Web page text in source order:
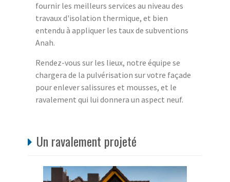
fournir les meilleurs services au niveau des
travaux d'isolation thermique, et bien
entendu à appliquer les taux de subventions
Anah.
Rendez-vous sur les lieux, notre équipe se
chargera de la pulvérisation sur votre façade
pour enlever salissures et mousses, et le
ravalement qui lui donnera un aspect neuf.
Un ravalement projeté